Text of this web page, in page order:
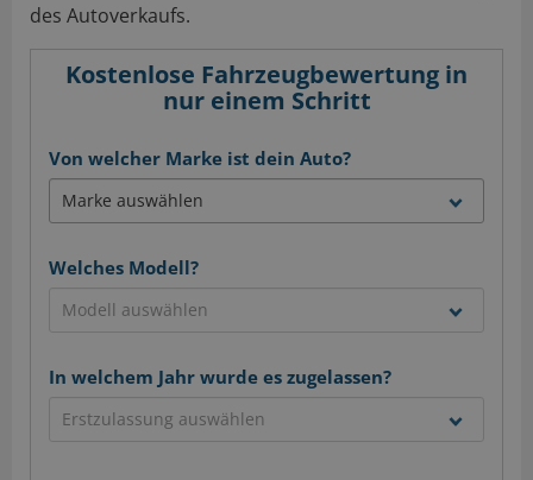
des Autoverkaufs.
Kostenlose Fahrzeugbewertung in
nur einem Schritt
Von welcher Marke ist dein Auto?
Welches Modell?
In welchem Jahr wurde es zugelassen?